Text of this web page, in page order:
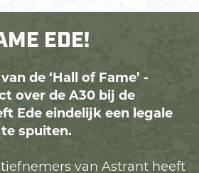
EDE!
de ‘Hall of Fame’ -
over de A30 bij de
Ede eindelijk een legale
spuiten.
van Astrant heeft